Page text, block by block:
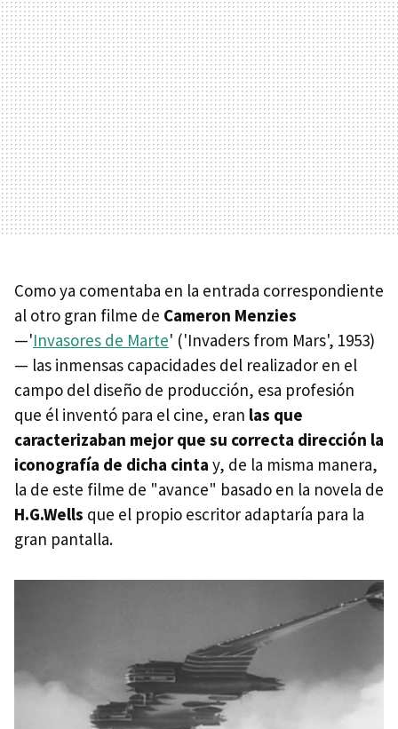
Como ya comentaba en la entrada correspondiente
al otro gran filme de Cameron Menzies
—'Invasores de Marte' ('Invaders from Mars', 1953)
— las inmensas capacidades del realizador en el
campo del diseño de producción, esa profesión
que él inventó para el cine, eran las que
caracterizaban mejor que su correcta dirección la
iconografía de dicha cinta y, de la misma manera,
la de este filme de "avance" basado en la novela de
H.G.Wells que el propio escritor adaptaría para la
gran pantalla.